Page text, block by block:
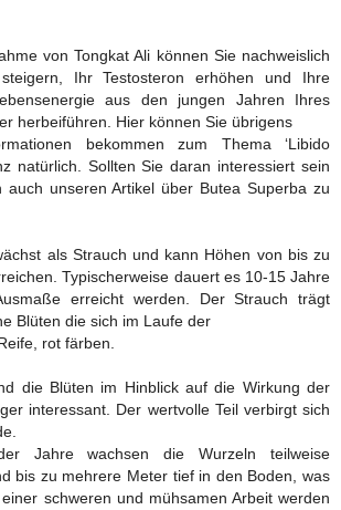
von Tongkat Ali können Sie nachweislich
Ihr Testosteron erhöhen und Ihre
aus den jungen Jahren Ihres
herbeiführen. Hier können Sie übrigens
bekommen zum Thema ‘Libido
natürlich. Sollten Sie daran interessiert sein
auch unseren Artikel über Butea Superba zu
als Strauch und kann Höhen von bis zu
Typischerweise dauert es 10-15 Jahre
erreicht werden. Der Strauch trägt
Blüten die sich im Laufe der
rot färben.
die Blüten im Hinblick auf die Wirkung der
interessant. Der wertvolle Teil verbirgt sich
Jahre wachsen die Wurzeln teilweise
bis zu mehrere Meter tief in den Boden, was
schweren und mühsamen Arbeit werden